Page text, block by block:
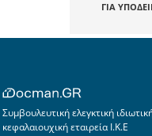
ΓΙΑ
Συμβουλευτική ελεγκτική
κεφαλαιουχική εταιρεία Ι.Κ.Ε